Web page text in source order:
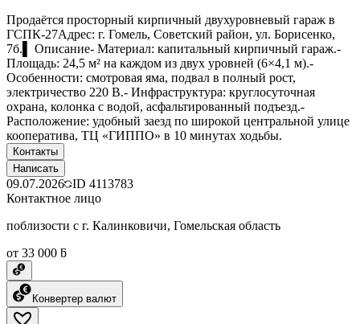
Продаётся просторный кирпичный двухуровневый гараж в
ГСПК-27Адрес: г. Гомель, Советский район, ул. Борисенко,
7б.▌ Описание- Материал: капитальный кирпичный гараж.-
Площадь: 24,5 м² на каждом из двух уровней (6×4,1 м).-
Особенности: смотровая яма, подвал в полный рост,
электричество 220 В.- Инфраструктура: круглосуточная
охрана, колонка с водой, асфальтированный подъезд.-
Расположение: удобный заезд по широкой центральной улице
кооператива, ТЦ «ГИППО» в 10 минутах ходьбы.
Контакты
Написать
09.07.2026 ID 4113783
Контактное лицо
поблизости с г. Калинковичи, Гомельская область
от 33 000 ƃ
Конвертер валют